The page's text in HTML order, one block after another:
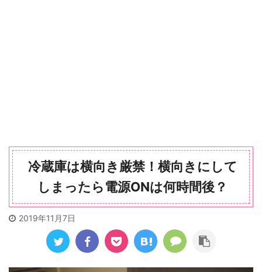
冷蔵庫は横向き厳禁！横向きにして
しまったら電源ONは何時間後？
2019年11月7日